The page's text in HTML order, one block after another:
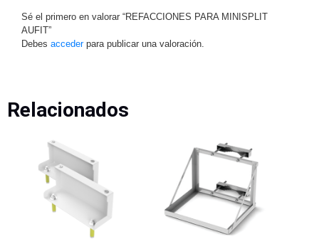
NAS /
SAN /
(HDD)Memorias
Memorias
Micro
SD Servidores
de
Aplicación
de Estado
Sé el primero en valorar “REFACCIONES PARA MINISPLIT
AUFIT”
Debes accederpara publicar una valoración.
Relacionados